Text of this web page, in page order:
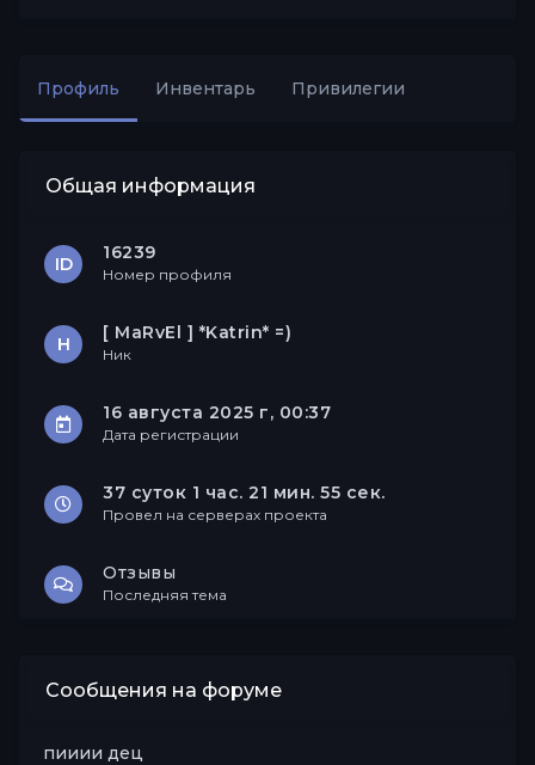
Профиль Инвентарь Привилегии
Общая информация
ID
16239
Номер профиля
Н
[ MaRvEl ] *Katrin* =)
Ник
16 августа 2025 г, 00:37
Дата регистрации
37 суток 1 час. 21 мин. 55 сек.
Провел на серверах проекта
Отзывы
Последняя тема
Сообщения на форуме
пииии дец